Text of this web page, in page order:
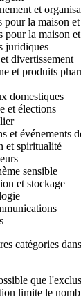
et
pour la maison
pour la maison
juridiques
divertissement
et produits
domestiques
et élections
et événements
et spiritualité
sensible
et stockage
catégories
que
limite le